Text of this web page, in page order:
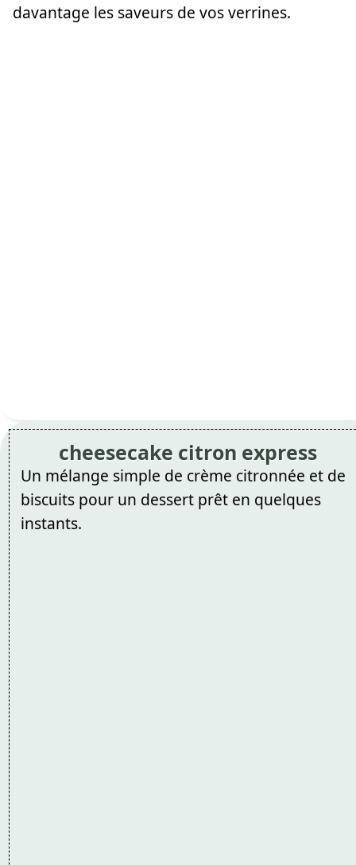
davantage les saveurs de vos verrines.
cheesecake citron express
Un mélange simple de crème citronnée et de
biscuits pour un dessert prêt en quelques
instants.